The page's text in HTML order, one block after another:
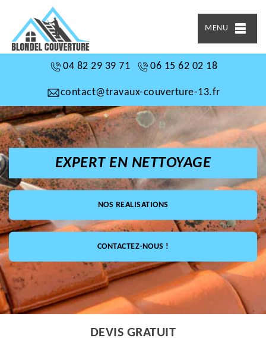
MENU
04 82 29 39 71 06 15 62 02 18
contact@travaux-couverture-13.fr
EXPERT EN NETTOYAGE
NOS REALISATIONS
CONTACTEZ-NOUS !
DEVIS GRATUIT